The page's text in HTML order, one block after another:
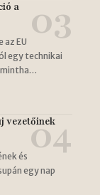
a
az EU
egy technikai
vezetőinek
és
egy nap